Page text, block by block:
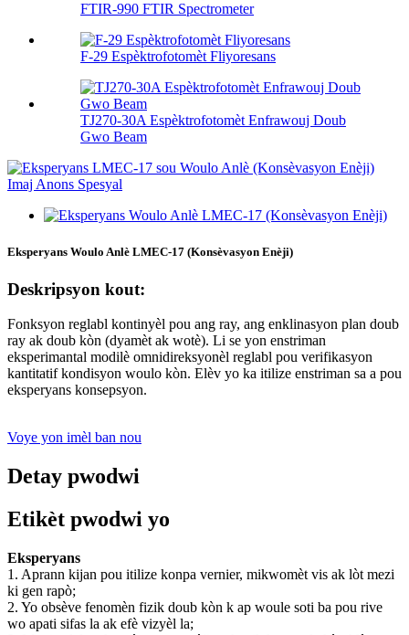
FTIR-990 FTIR Spectrometer
F-29 Espèktrofotomèt Fliyoresans
TJ270-30A Espèktrofotomèt Enfrawouj Doub
Gwo Beam
Eksperyans Woulo Anlè LMEC-17 (Konsèvasyon Enèji)
Deskripsyon kout:
Fonksyon reglabl kontinyèl pou ang ray, ang enklinasyon plan doub
ray ak doub kòn (dyamèt ak wotè). Li se yon enstriman
eksperimantal modilè omnidireksyonèl reglabl pou verifikasyon
kantitatif kondisyon woulo kòn. Elèv yo ka itilize enstriman sa a pou
eksperyans konsepsyon.
Voye yon imèl ban nou
Detay pwodwi
Etikèt pwodwi yo
Eksperyans
1. Aprann kijan pou itilize konpa vernier, mikwomèt vis ak lòt mezi
ki gen rapò;
2. Yo obsève fenomèn fizik doub kòn k ap woule soti ba pou rive
wo apati sifas la ak efè vizyèl la;